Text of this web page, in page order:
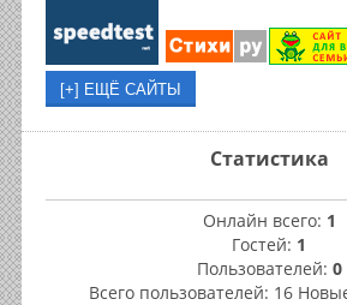
Статистика
Онлайн всего: 1
Гостей: 1
Пользователей: 0
Всего пользователей: 16